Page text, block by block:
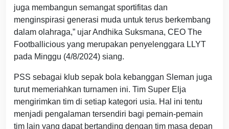
juga membangun semangat sportifitas dan
menginspirasi generasi muda untuk terus berkembang
dalam olahraga,” ujar Andhika Suksmana, CEO The
Footballicious yang merupakan penyelenggara LLYT
pada Minggu (4/8/2024) siang.
PSS sebagai klub sepak bola kebanggan Sleman juga
turut memeriahkan turnamen ini. Tim Super Elja
mengirimkan tim di setiap kategori usia. Hal ini tentu
menjadi pengalaman tersendiri bagi pemain-pemain
tim lain yang dapat bertanding dengan tim masa depan